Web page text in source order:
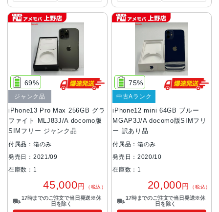
iPhone13 Pro Max 256GB グラ
ファイト MLJ83J/A docomo版
SIMフリー ジャンク品
69%
ジャンク品
付属品：箱のみ
発売日：2021/09
在庫数：1
45,000円 （税込）
17時までのご注文で当日発送※休
日を除く
iPhone12 mini 64GB ブルー
MGAP3J/A docomo版SIMフリ
ー 訳あり品
75%
中古Aランク
付属品：箱のみ
発売日：2020/10
在庫数：1
20,000円 （税込）
17時までのご注文で当日発送※休
日を除く